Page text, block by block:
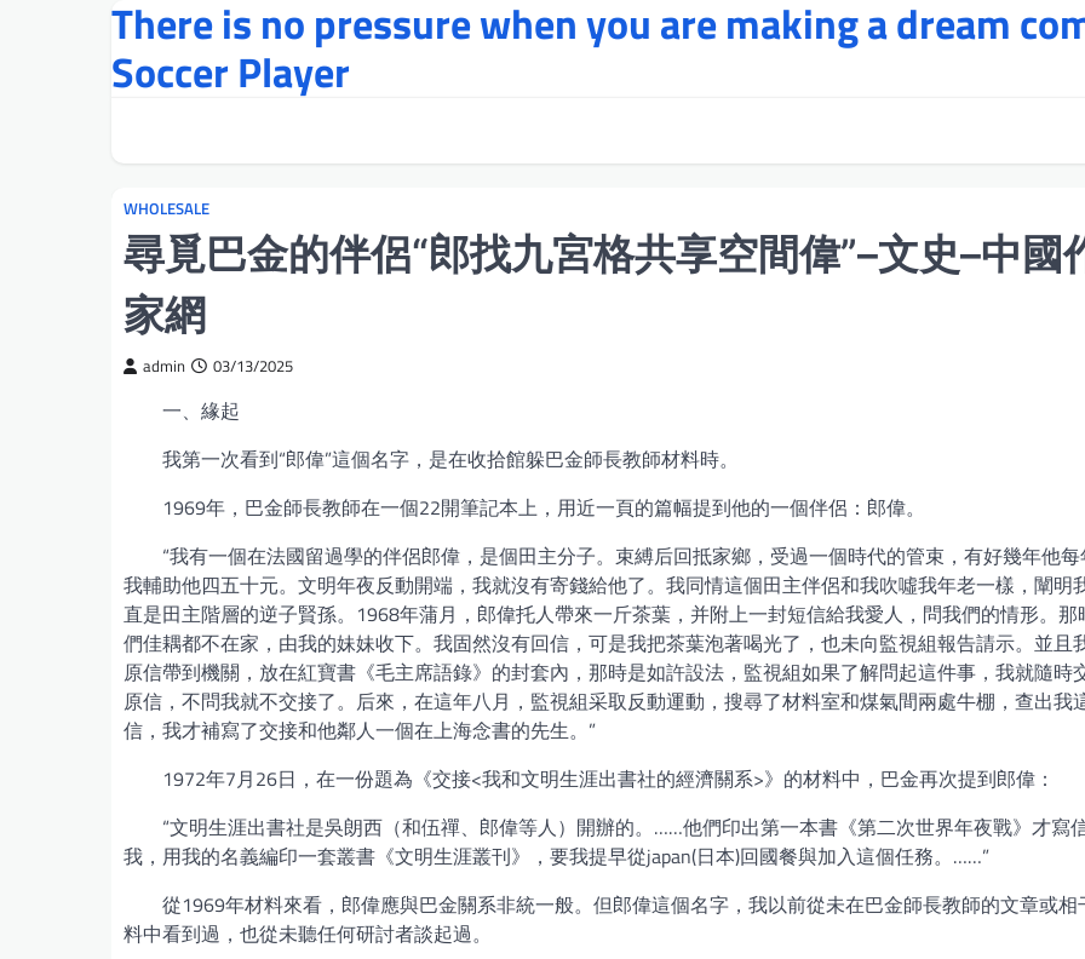
There is no pressure when you are making a dream
Soccer Player
WHOLESALE
尋覓巴金的伴侶“郎找九宮格共享空間偉”–文史–中國
家網
admin 03/13/2025
一、緣起
我第一次看到“郎偉”這個名字，是在收拾館躲巴金師長教師材料時。
1969年，巴金師長教師在一個22開筆記本上，用近一頁的篇幅提到他的一個伴侶：郎偉。
“我有一個在法國留過學的伴侶郎偉，是個田主分子。束縛后回抵家鄉，受過一個時代的管束，有好幾年他
我輔助他四五十元。文明年夜反動開端，我就沒有寄錢給他了。我同情這個田主伴侶和我吹噓我年老一樣，闡明
直是田主階層的逆子賢孫。1968年蒲月，郎偉托人帶來一斤茶葉，并附上一封短信給我愛人，問我們的情形。那
們佳耦都不在家，由我的妹妹收下。我固然沒有回信，可是我把茶葉泡著喝光了，也未向監視組報告請示。並且
原信帶到機關，放在紅寶書《毛主席語錄》的封套內，那時是如許設法，監視組如果了解問起這件事，我就隨時
原信，不問我就不交接了。后來，在這年八月，監視組采取反動運動，搜尋了材料室和煤氣間兩處牛棚，查出我
信，我才補寫了交接和他鄰人一個在上海念書的先生。”
1972年7月26日，在一份題為《交接<我和文明生涯出書社的經濟關系>》的材料中，巴金再次提到郎偉：
“文明生涯出書社是吳朗西（和伍禪、郎偉等人）開辦的。……他們印出第一本書《第二次世界年夜戰》才寫
我，用我的名義編印一套叢書《文明生涯叢刊》，要我提早從japan(日本)回國餐與加入這個任務。……”
從1969年材料來看，郎偉應與巴金關系非統一般。但郎偉這個名字，我以前從未在巴金師長教師的文章或相
料中看到過，也從未聽任何研討者談起過。